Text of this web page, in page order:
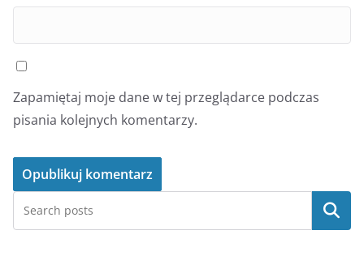
Zapamiętaj moje dane w tej przeglądarce podczas
pisania kolejnych komentarzy.
Szukaj